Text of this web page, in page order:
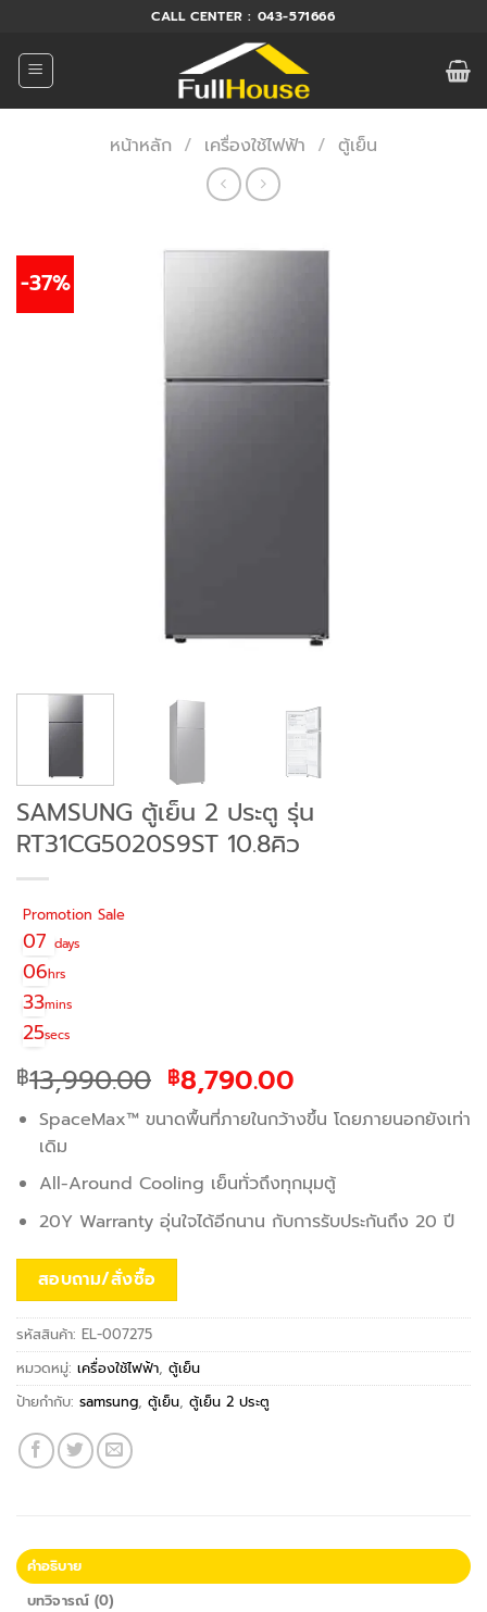
ยัง
เนื้อหา
CALL CENTER : 043-571666
หน้าหลัก / เครื่องใช้ไฟฟ้า / ตู้เย็น
-37%
SAMSUNG ตู้เย็น 2 ประตู รุ่น
RT31CG5020S9ST 10.8คิว
Promotion Sale
07 days
06hrs
33mins
25secs
฿13,990.00 Original
price
was:
฿8,790.00
price
is:
SpaceMax™ ขนาดพื้นที่ภายในกว้างขึ้น โดยภายนอกยังเท่า
เดิม
All-Around Cooling เย็นทั่วถึงทุกมุมตู้
20Y Warranty อุ่นใจได้อีกนาน กับการรับประกันถึง 20 ปี
สอบถาม/สั่งซื้อ
รหัสสินค้า: EL-007275
หมวดหมู่: เครื่องใช้ไฟฟ้า, ตู้เย็น
ป้ายกำกับ: samsung, ตู้เย็น, ตู้เย็น 2 ประตู
คำอธิบาย
บทวิจารณ์ (0)